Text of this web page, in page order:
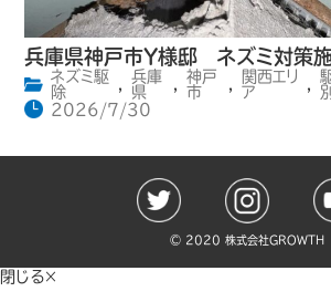
兵庫県神戸市Y様邸 ネズミ対策
ネズミ駆
除
,
兵庫
県
,
神戸
市
,
関西エリ
ア
,
2026/7/30
©️ 2020 株式会社GROWTH
閉じる×